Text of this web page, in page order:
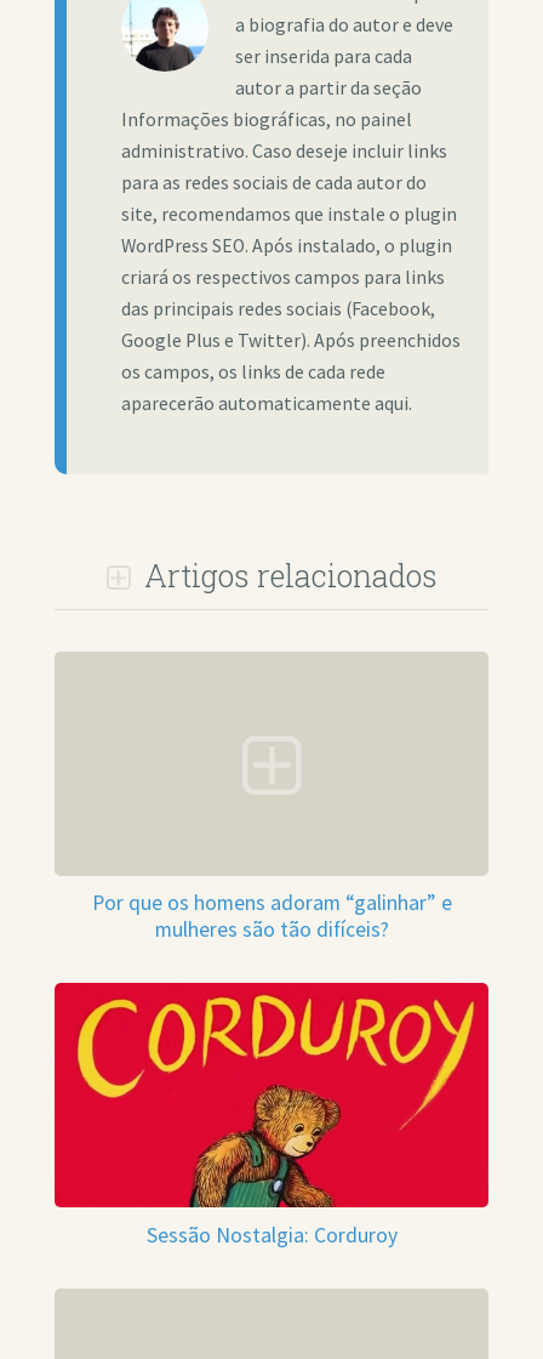
a biografia do autor e deve
ser inserida para cada
autor a partir da seção
Informações biográficas, no painel
administrativo. Caso deseje incluir links
para as redes sociais de cada autor do
site, recomendamos que instale o plugin
WordPress SEO. Após instalado, o plugin
criará os respectivos campos para links
das principais redes sociais (Facebook,
Google Plus e Twitter). Após preenchidos
os campos, os links de cada rede
aparecerão automaticamente aqui.
Artigos relacionados
Por que os homens adoram “galinhar” e
mulheres são tão difíceis?
Sessão Nostalgia: Corduroy